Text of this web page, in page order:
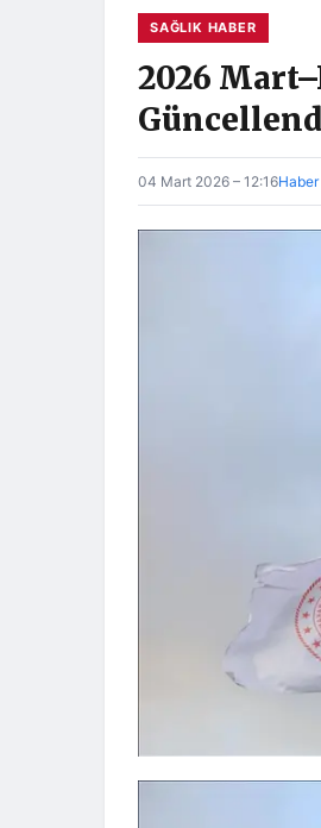
SAĞLIK HABER
2026
04 Mart 2026 – 12:16